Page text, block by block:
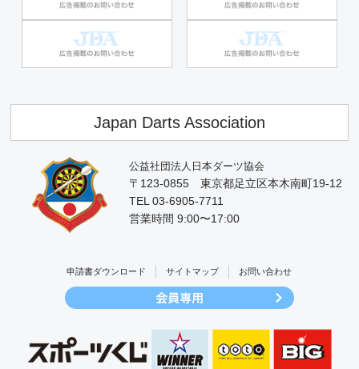
Japan Darts Association
公益社団法人日本ダーツ協会
〒123-0855 東京都足立区本木南町19-12
TEL 03-6905-7711
営業時間 9:00〜17:00
申請書ダウンロード サイトマップ お問い合わせ